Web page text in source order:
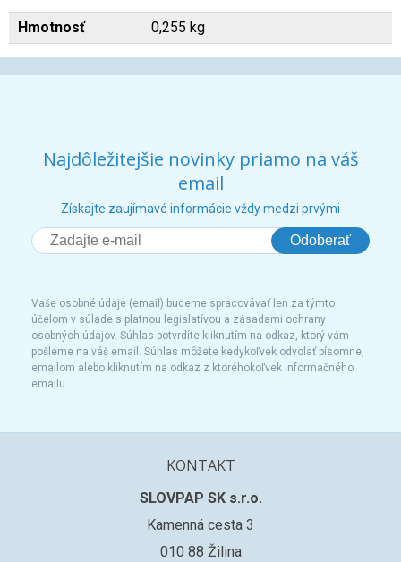
Hmotnosť 0,255 kg
Najdôležitejšie novinky priamo na váš
email
Získajte zaujímavé informácie vždy medzi prvými
Odoberať
Vaše osobné údaje (email) budeme spracovávať len za týmto
účelom v súlade s platnou legislatívou a zásadami ochrany
osobných údajov. Súhlas potvrdíte kliknutím na odkaz, ktorý vám
pošleme na váš email. Súhlas môžete kedykoľvek odvolať písomne,
emailom alebo kliknutím na odkaz z ktoréhokoľvek informačného
emailu.
KONTAKT
SLOVPAP SK s.r.o.
Kamenná cesta 3
010 88 Žilina